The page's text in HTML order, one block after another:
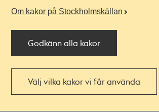
Om kakor på Stockholmskällan
Godkänn alla kakor
Välj vilka kakor vi får använda